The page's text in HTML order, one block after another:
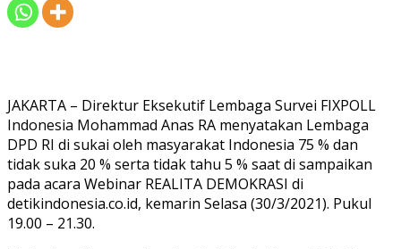
JAKARTA – Direktur Eksekutif Lembaga Survei FIXPOLL
Indonesia Mohammad Anas RA menyatakan Lembaga
DPD RI di sukai oleh masyarakat Indonesia 75 % dan
tidak suka 20 % serta tidak tahu 5 % saat di sampaikan
pada acara Webinar REALITA DEMOKRASI di
detikindonesia.co.id, kemarin Selasa (30/3/2021). Pukul
19.00 – 21.30.